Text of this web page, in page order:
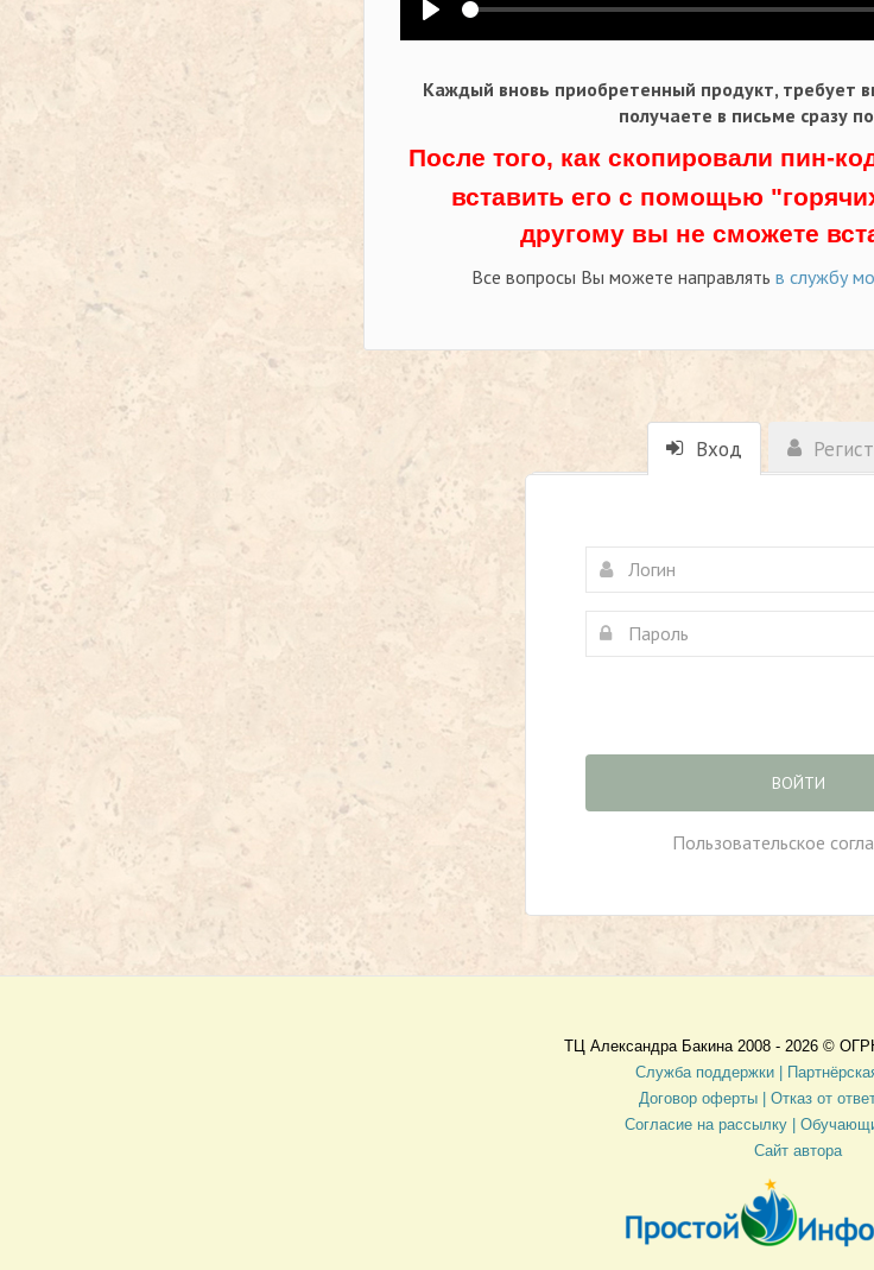
Воспроизвести
Каждый вновь приобретенный продукт, требует
получаете в письме сразу
После того, как скопировали пин-
вставить его с помощью
другому вы не сможете
Все вопросы Вы можете направлять в службу
Вход
ВОЙТИ
Пользовательское
ТЦ Александра Бакина 2008 - 2026 ©
Служба поддержки |
Договор оферты
| Отказ от
Согласие на рассылку |
Сайт автора